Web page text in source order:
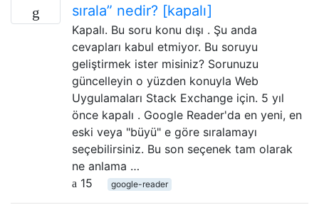
sırala” nedir? [kapalı]
Kapalı. Bu soru konu dışı . Şu anda
cevapları kabul etmiyor. Bu soruyu
geliştirmek ister misiniz? Sorunuzu
güncelleyin o yüzden konuyla Web
Uygulamaları Stack Exchange için. 5 yıl
önce kapalı . Google Reader'da en yeni, en
eski veya "büyü" e göre sıralamayı
seçebilirsiniz. Bu son seçenek tam olarak
ne anlama …
15
google-reader